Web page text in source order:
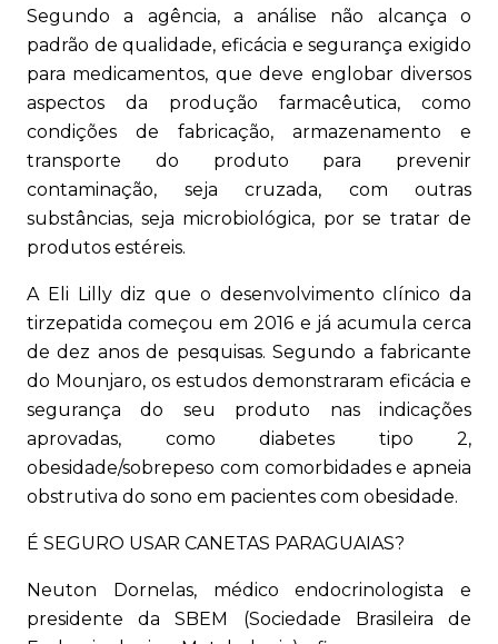
Segundo a agência, a análise não alcança o
padrão de qualidade, eficácia e segurança exigido
para medicamentos, que deve englobar diversos
aspectos da produção farmacêutica, como
condições de fabricação, armazenamento e
transporte do produto para prevenir
contaminação, seja cruzada, com outras
substâncias, seja microbiológica, por se tratar de
produtos estéreis.
A Eli Lilly diz que o desenvolvimento clínico da
tirzepatida começou em 2016 e já acumula cerca
de dez anos de pesquisas. Segundo a fabricante
do Mounjaro, os estudos demonstraram eficácia e
segurança do seu produto nas indicações
aprovadas, como diabetes tipo 2,
obesidade/sobrepeso com comorbidades e apneia
obstrutiva do sono em pacientes com obesidade.
É SEGURO USAR CANETAS PARAGUAIAS?
Neuton Dornelas, médico endocrinologista e
presidente da SBEM (Sociedade Brasileira de